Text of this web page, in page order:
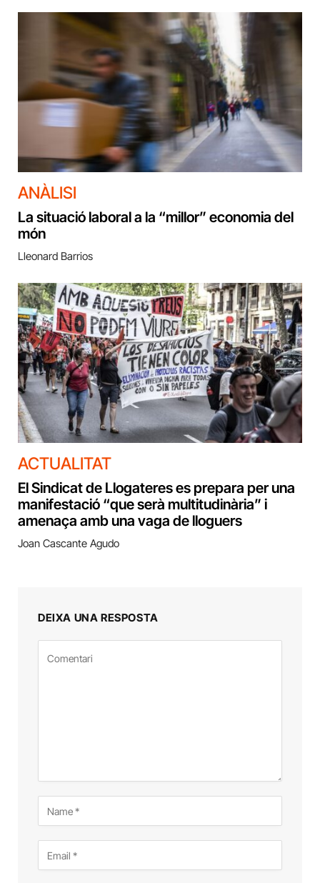
ANÀLISI
La situació laboral a la “millor” economia del
món
Lleonard Barrios
ACTUALITAT
El Sindicat de Llogateres es prepara per una
manifestació “que serà multitudinària” i
amenaça amb una vaga de lloguers
Joan Cascante Agudo
DEIXA UNA RESPOSTA